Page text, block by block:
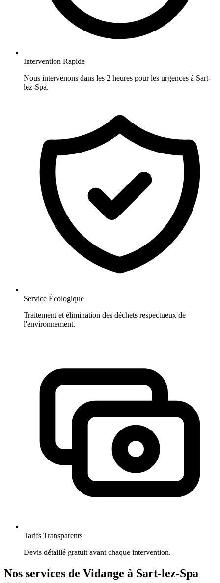
Intervention Rapide
Nous intervenons dans les 2 heures pour les urgences à Sart-
lez-Spa.
Service Écologique
Traitement et élimination des déchets respectueux de
l'environnement.
Tarifs Transparents
Devis détaillé gratuit avant chaque intervention.
Nos services de Vidange à Sart-lez-Spa